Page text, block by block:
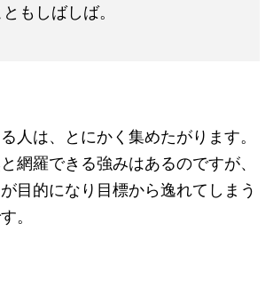
もしばしば。
人は、とにかく集めたがります。
網羅できる強みはあるのですが、
目的になり目標から逸れてしまう
。